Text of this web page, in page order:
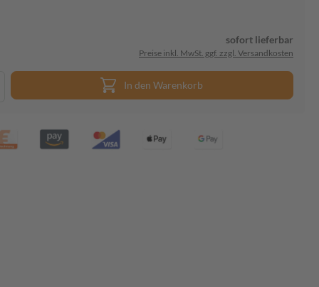
sofort lieferbar
Preise inkl. MwSt. ggf. zzgl. Versandkosten
In den Warenkorb